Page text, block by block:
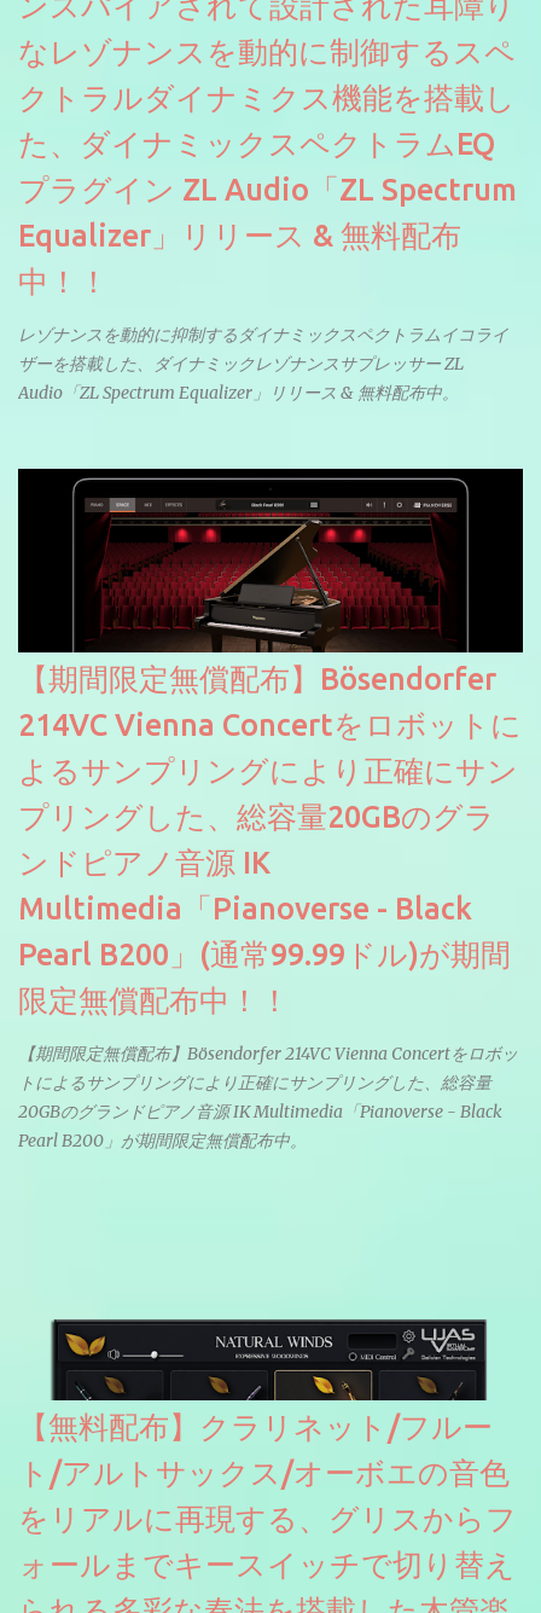
なレゾナンスを動的に制御するスペ
クトラルダイナミクス機能を搭載し
た、ダイナミックスペクトラムEQ
プラグイン ZL Audio「ZL Spectrum
Equalizer」リリース & 無料配布
中！！
レゾナンスを動的に抑制するダイナミックスペクトラムイコライ
ザーを搭載した、ダイナミックレゾナンスサプレッサー ZL
Audio「ZL Spectrum Equalizer」リリース & 無料配布中。
【期間限定無償配布】Bösendorfer
214VC Vienna Concertをロボットに
よるサンプリングにより正確にサン
プリングした、総容量20GBのグラ
ンドピアノ音源 IK
Multimedia「Pianoverse - Black
Pearl B200」(通常99.99ドル)が期間
限定無償配布中！！
【期間限定無償配布】Bösendorfer 214VC Vienna Concertをロボッ
トによるサンプリングにより正確にサンプリングした、総容量
20GBのグランドピアノ音源 IK Multimedia「Pianoverse - Black
Pearl B200」が期間限定無償配布中。
【無料配布】クラリネット/フルー
ト/アルトサックス/オーボエの音色
をリアルに再現する、グリスからフ
ォールまでキースイッチで切り替え